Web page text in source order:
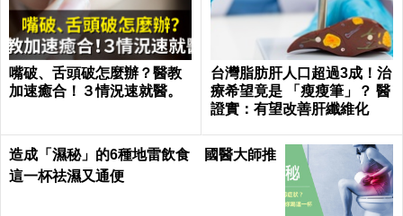
嘴破、舌頭破怎麼辦？醫教
加速癒合！３情況速就醫。
台灣脂肪肝人口超過3成！治
療希望竟是 「瘦瘦筆」？ 醫
證實：有望改善肝纖維化
造成「濕秘」的6種地雷飲食 國醫大師推
這一杯祛濕又通便